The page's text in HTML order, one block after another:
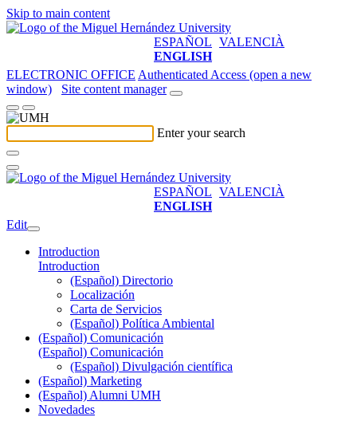
Skip to main content
ESPAÑOL VALENCIÀ
ENGLISH
ELECTRONIC OFFICE Authenticated Access (open a new
window)
Site content manager
Enter your search
ESPAÑOL VALENCIÀ
ENGLISH
Edit
Introduction
Introduction
(Español) Directorio
Localización
Carta de Servicios
(Español) Política Ambiental
(Español) Comunicación
(Español) Comunicación
(Español) Divulgación científica
(Español) Marketing
(Español) Alumni UMH
Novedades